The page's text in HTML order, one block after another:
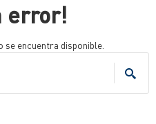
error!
se encuentra disponible.